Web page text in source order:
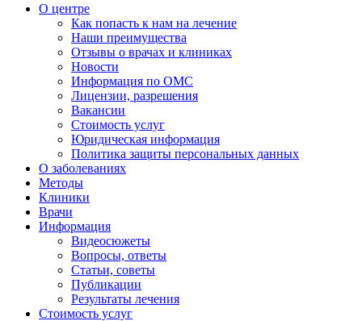
О центре
Как попасть к нам на лечение
Наши преимущества
Отзывы о врачах и клиниках
Новости
Информация по ОМС
Лицензии, разрешения
Вакансии
Стоимость услуг
Юридическая информация
Политика защиты персональных данных
О заболеваниях
Методы
Клиники
Врачи
Информация
Видеосюжеты
Вопросы, ответы
Статьи, советы
Публикации
Результаты лечения
Стоимость услуг